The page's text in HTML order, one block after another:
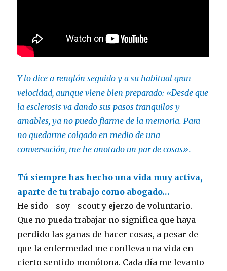
Y lo dice a renglón seguido y a su habitual gran
velocidad, aunque viene bien preparado: «Desde que
la esclerosis va dando sus pasos tranquilos y
amables, ya no puedo fiarme de la memoria. Para
no quedarme colgado en medio de una
conversación, me he anotado un par de cosas».
Tú siempre has hecho una vida muy activa,
aparte de tu trabajo como abogado…
He sido –soy– scout y ejerzo de voluntario.
Que no pueda trabajar no significa que haya
perdido las ganas de hacer cosas, a pesar de
que la enfermedad me conlleva una vida en
cierto sentido monótona. Cada día me levanto